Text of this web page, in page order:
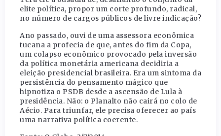
elite política, propor um corte profundo, radical,
no número de cargos públicos de livre indicação?
Ano passado, ouvi de uma assessora econômica
tucana a profecia de que, antes do fim da Copa,
um colapso econômico provocado pela inversão
da política monetária americana decidiria a
eleição presidencial brasileira. Era um sintoma da
persistência do pensamento mágico que
hipnotiza o PSDB desde a ascensão de Lula à
presidência. Não: o Planalto não cairá no colo de
Aécio. Para triunfar, ele precisa oferecer ao país
uma narrativa política coerente.